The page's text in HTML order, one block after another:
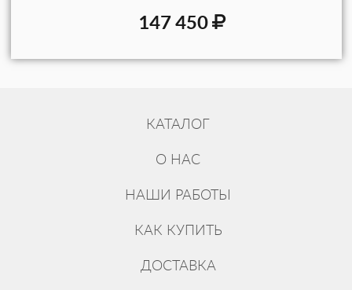
147 450
КАТАЛОГ
О НАС
НАШИ РАБОТЫ
КАК КУПИТЬ
ДОСТАВКА